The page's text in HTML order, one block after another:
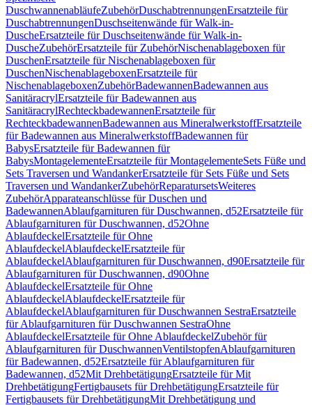
DuschwannenabläufeZubehörDuschabtrennungenErsatzteile für
DuschabtrennungenDuschseitenwände für Walk-in-
DuscheErsatzteile für Duschseitenwände für Walk-in-
DuscheZubehörErsatzteile für ZubehörNischenablageboxen für
DuschenErsatzteile für Nischenablageboxen für
DuschenNischenablageboxenErsatzteile für
NischenablageboxenZubehörBadewannenBadewannen aus
SanitäracrylErsatzteile für Badewannen aus
SanitäracrylRechteckbadewannenErsatzteile für
RechteckbadewannenBadewannen aus MineralwerkstoffErsatzteile
für Badewannen aus MineralwerkstoffBadewannen für
BabysErsatzteile für Badewannen für
BabysMontagelementeErsatzteile für MontagelementeSets Füße und
Sets Traversen und WandankerErsatzteile für Sets Füße und Sets
Traversen und WandankerZubehörReparatursetsWeiteres
ZubehörApparateanschlüsse für Duschen und
BadewannenAblaufgarnituren für Duschwannen, d52Ersatzteile für
Ablaufgarnituren für Duschwannen, d52Ohne
AblaufdeckelErsatzteile für Ohne
AblaufdeckelAblaufdeckelErsatzteile für
AblaufdeckelAblaufgarnituren für Duschwannen, d90Ersatzteile für
Ablaufgarnituren für Duschwannen, d90Ohne
AblaufdeckelErsatzteile für Ohne
AblaufdeckelAblaufdeckelErsatzteile für
AblaufdeckelAblaufgarnituren für Duschwannen SestraErsatzteile
für Ablaufgarnituren für Duschwannen SestraOhne
AblaufdeckelErsatzteile für Ohne AblaufdeckelZubehör für
Ablaufgarnituren für DuschwannenVentilstopfenAblaufgarnituren
für Badewannen, d52Ersatzteile für Ablaufgarnituren für
Badewannen, d52Mit DrehbetätigungErsatzteile für Mit
DrehbetätigungFertigbausets für DrehbetätigungErsatzteile für
Fertigbausets für DrehbetätigungMit Drehbetätigung und